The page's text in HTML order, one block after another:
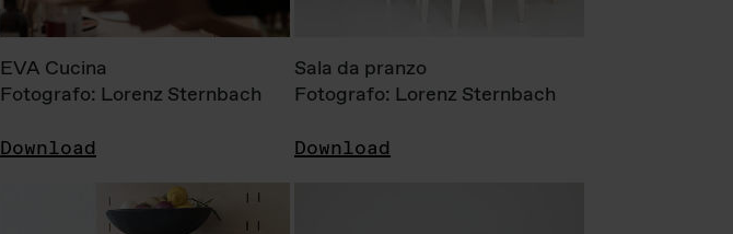
EVA Cucina
Fotografo: Lorenz Sternbach
Download
Sala da pranzo
Fotografo: Lorenz Sternbach
Download